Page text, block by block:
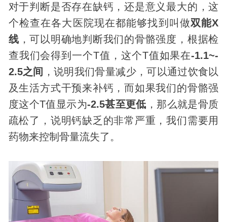
对于判断是否存在缺钙，还是意义最大的，这
个检查在各大医院现在都能够找到叫做双能X
线 ，可以明确地判断我们的骨骼强度，根据检
查我们会得到一个T值，这个T值如果在-1.1~-
2.5之间 ，说明我们骨量减少，可以通过饮食以
及生活方式干预来补钙，而如果我们的骨骼强
度这个T值显示为-2.5甚至更低 ，那么就是骨质
疏松了，说明钙缺乏的非常严重，我们需要用
药物来控制骨量流失了。